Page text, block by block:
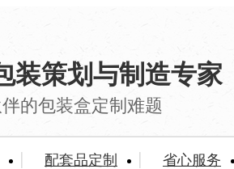
装策划与制造专家
的包装盒定制难题
配套品定制 省心服务